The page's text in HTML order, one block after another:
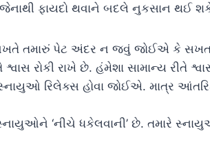
ફાયદો થવાને બદલે નુકસાન થઈ
તમારું પેટ અંદર ન જવું જોઈએ કે
રોકી રાખે છે. હંમેશા સામાન્ય રીતે
સ્નાયુઓ રિલેક્સ હોવા જોઈએ. માત્ર
‘નીચે ધકેલવાની’ છે. તમારે